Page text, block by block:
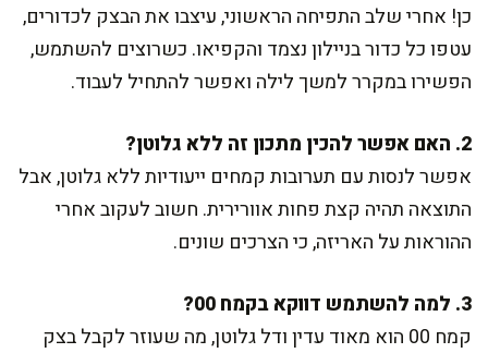
כן! אחרי שלב התפיחה הראשוני, עיצבו את הבצק לכדורים,
עטפו כל כדור בניילון נצמד והקפיאו. כשרוצים להשתמש,
הפשירו במקרר למשך לילה ואפשר להתחיל לעבוד.
2. האם אפשר להכין מתכון זה ללא גלוטן?
אפשר לנסות עם תערובות קמחים ייעודיות ללא גלוטן, אבל
התוצאה תהיה קצת פחות אוורירית. חשוב לעקוב אחרי
ההוראות על האריזה, כי הצרכים שונים.
3. למה להשתמש דווקא בקמח 00?
קמח 00 הוא מאוד עדין ודל גלוטן, מה שעוזר לקבל בצק